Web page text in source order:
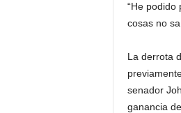
“He podido
cosas no
La derrota
senador
ganancia